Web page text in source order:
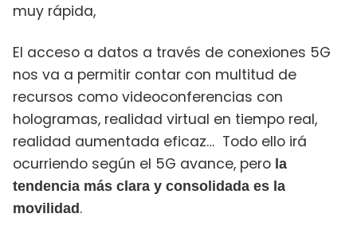
muy rápida,
El acceso a datos a través de conexiones 5G
nos va a permitir contar con multitud de
recursos como videoconferencias con
hologramas, realidad virtual en tiempo real,
realidad aumentada eficaz… Todo ello irá
ocurriendo según el 5G avance, pero la
tendencia más clara y consolidada es la
movilidad .